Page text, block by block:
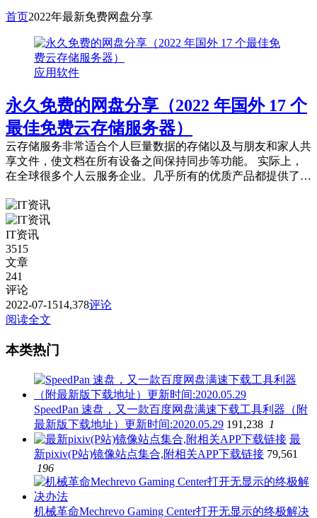
首页2022年最新免费网盘分享
应用软件
永久免费的网盘分享（2022 年国外 17 个
最佳免费云存储服务器）
云存储服务非常适合个人巨量数据的存储以及与朋友和家人共
享文件，使文档在所有设备之间保持同步等功能。 实际上，
在全球很多个人云服务企业。几乎所有的优质产品都提供了更
IT资讯
3515
文章
241
评论
2022-07-1514,378评论
阅读全文
本类热门
SpeedPan 速盘，又一款百度网盘满速下载工具利器（附
最新版下载地址）更新时间:2020.05.29 191,238 1
最
新pixiv(P站)镜像站点集合,附相关APP下载链接 79,561
196
机械革命Mechrevo Gaming Center打开无显示的终极解决